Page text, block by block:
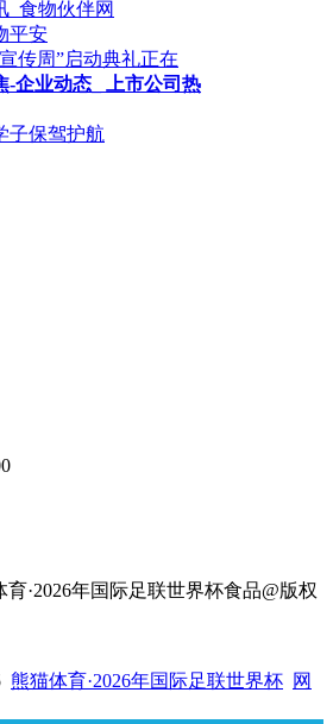
_食物伙伴网
平安
传周”启动典礼正在
-企业动态_ 上市公司热
子保驾护航
育·2026年国际足联世界杯食品@版权
熊猫体育·2026年国际足联世界杯 网